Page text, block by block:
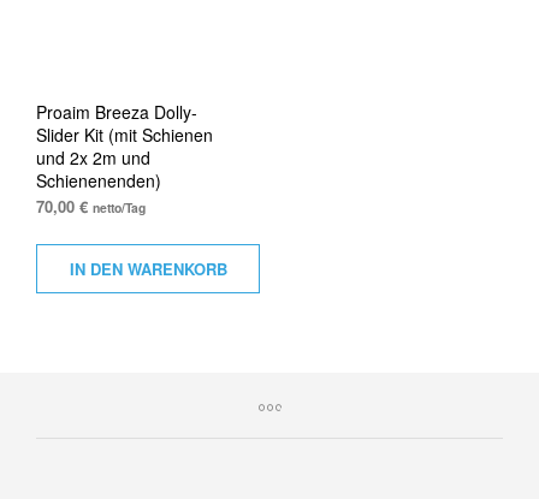
Proaim Breeza Dolly-
Slider Kit (mit Schienen
und 2x 2m und
Schienenenden)
70,00 € netto/Tag
IN DEN WARENKORB